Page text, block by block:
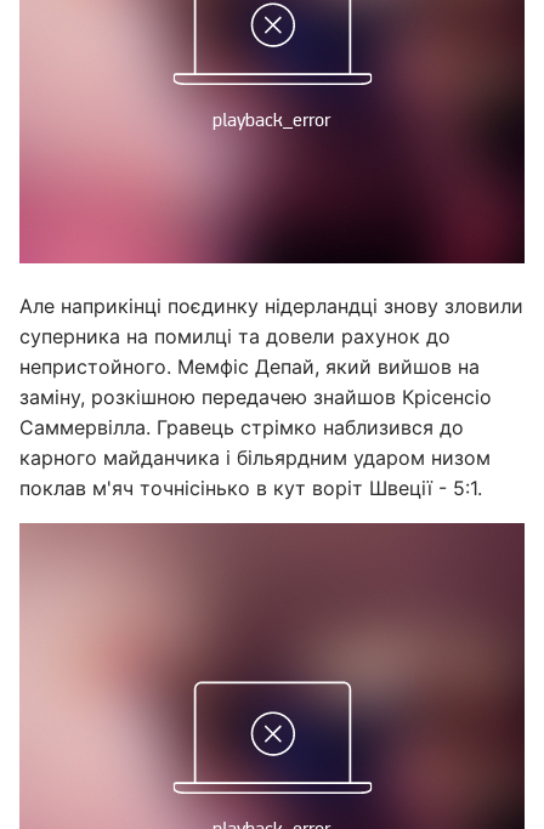
Але наприкінці поєдинку нідерландці знову зловили
суперника на помилці та довели рахунок до
непристойного. Мемфіс Депай, який вийшов на
заміну, розкішною передачею знайшов Крісенсіо
Саммервілла. Гравець стрімко наблизився до
карного майданчика і більярдним ударом низом
поклав м'яч точнісінько в кут воріт Швеції - 5:1.